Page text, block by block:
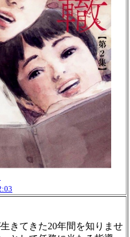
生きてきた20年間を知りませ